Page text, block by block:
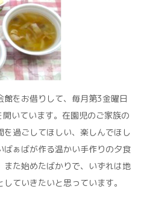
をお借りして、毎月第3金曜日
いています。在園児のご家族の
過ごしてほしい、楽しんでほし
ばぁばが作る温かい手作りの夕食
た始めたばかりで、いずれは地
ていきたいと思っています。